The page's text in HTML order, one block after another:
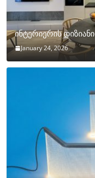
ინტერიერის დიზიანი
January 24, 2026